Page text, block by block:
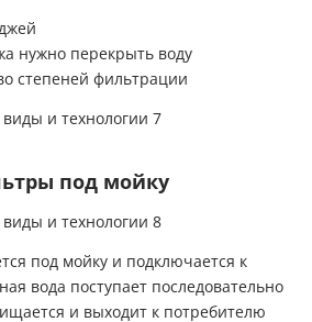
нужно перекрыть воду
степеней фильтрации
под мойку
под мойку и подключается к
вода поступает последовательно
и выходит к потребителю